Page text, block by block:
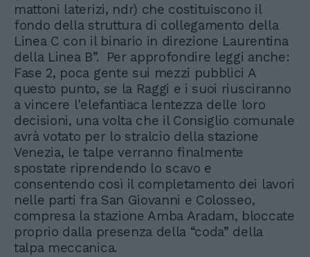
mattoni laterizi, ndr) che costituiscono il
fondo della struttura di collegamento della
Linea C con il binario in direzione Laurentina
della Linea B”. Per approfondire leggi anche:
Fase 2, poca gente sui mezzi pubblici A
questo punto, se la Raggi e i suoi riusciranno
a vincere l'elefantiaca lentezza delle loro
decisioni, una volta che il Consiglio comunale
avrà votato per lo stralcio della stazione
Venezia, le talpe verranno finalmente
spostate riprendendo lo scavo e
consentendo così il completamento dei lavori
nelle parti fra San Giovanni e Colosseo,
compresa la stazione Amba Aradam, bloccate
proprio dalla presenza della “coda” della
talpa meccanica.